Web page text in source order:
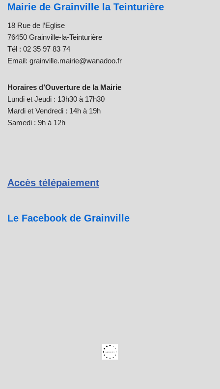
Mairie de Grainville la Teinturière
18 Rue de l’Eglise
76450 Grainville-la-Teinturière
Tél : 02 35 97 83 74
Email: grainville.mairie@wanadoo.fr
Horaires d’Ouverture de la Mairie
Lundi et Jeudi : 13h30 à 17h30
Mardi et Vendredi : 14h à 19h
Samedi : 9h à 12h
Accès télépaiement
Le Facebook de Grainville